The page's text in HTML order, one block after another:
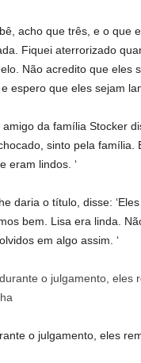
acho que três, e o que
Fiquei aterrorizado
Não acredito que eles
espero que eles sejam
da família Stocker
sinto pela família.
eram lindos. ‘
daria o título, disse:
bem. Lisa era linda.
em algo assim. ‘
o julgamento, eles